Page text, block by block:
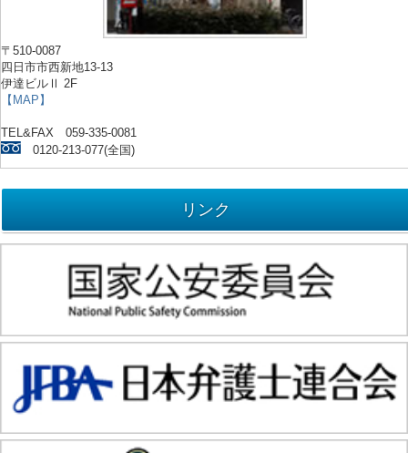
〒510-0087
四日市市西新地13-13
伊達ビルⅡ 2F
【MAP】
TEL&FAX 059-335-0081
0120-213-077(全国)
リンク